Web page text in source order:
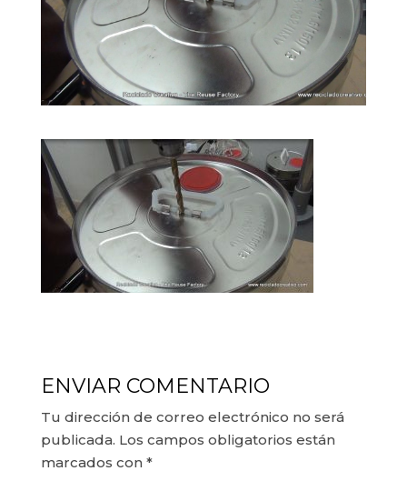
ENVIAR COMENTARIO
Tu dirección de correo electrónico no será
publicada. Los campos obligatorios están
marcados con *